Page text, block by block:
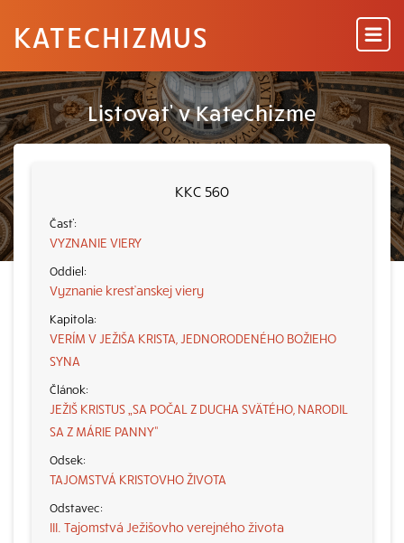
KATECHIZMUS
Listovať v Katechizme
KKC 560
VYZNANIE VIERY
Vyznanie kresťanskej viery
VERÍM V JEŽIŠA KRISTA, JEDNORODENÉHO BOŽIEHO
SYNA
JEŽIŠ KRISTUS „SA POČAL Z DUCHA SVÄTÉHO, NARODIL
SA Z MÁRIE PANNY“
TAJOMSTVÁ KRISTOVHO ŽIVOTA
III. Tajomstvá Ježišovho verejného života